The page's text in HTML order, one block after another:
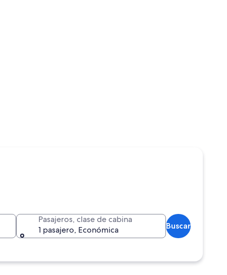
Pasajeros, clase de cabina
1 pasajero, Económica
Buscar